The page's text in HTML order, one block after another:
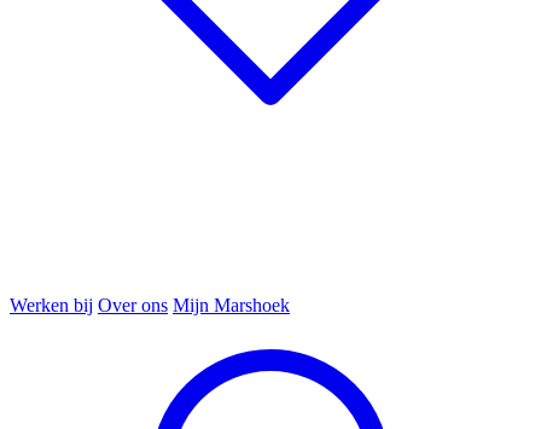
Werken bij Over ons Mijn Marshoek